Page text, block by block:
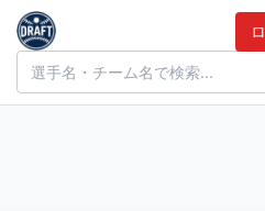
上村 知春（尽誠学園高校・女子）の
補とみんなの評価
ドラフト候補とみんなの評価